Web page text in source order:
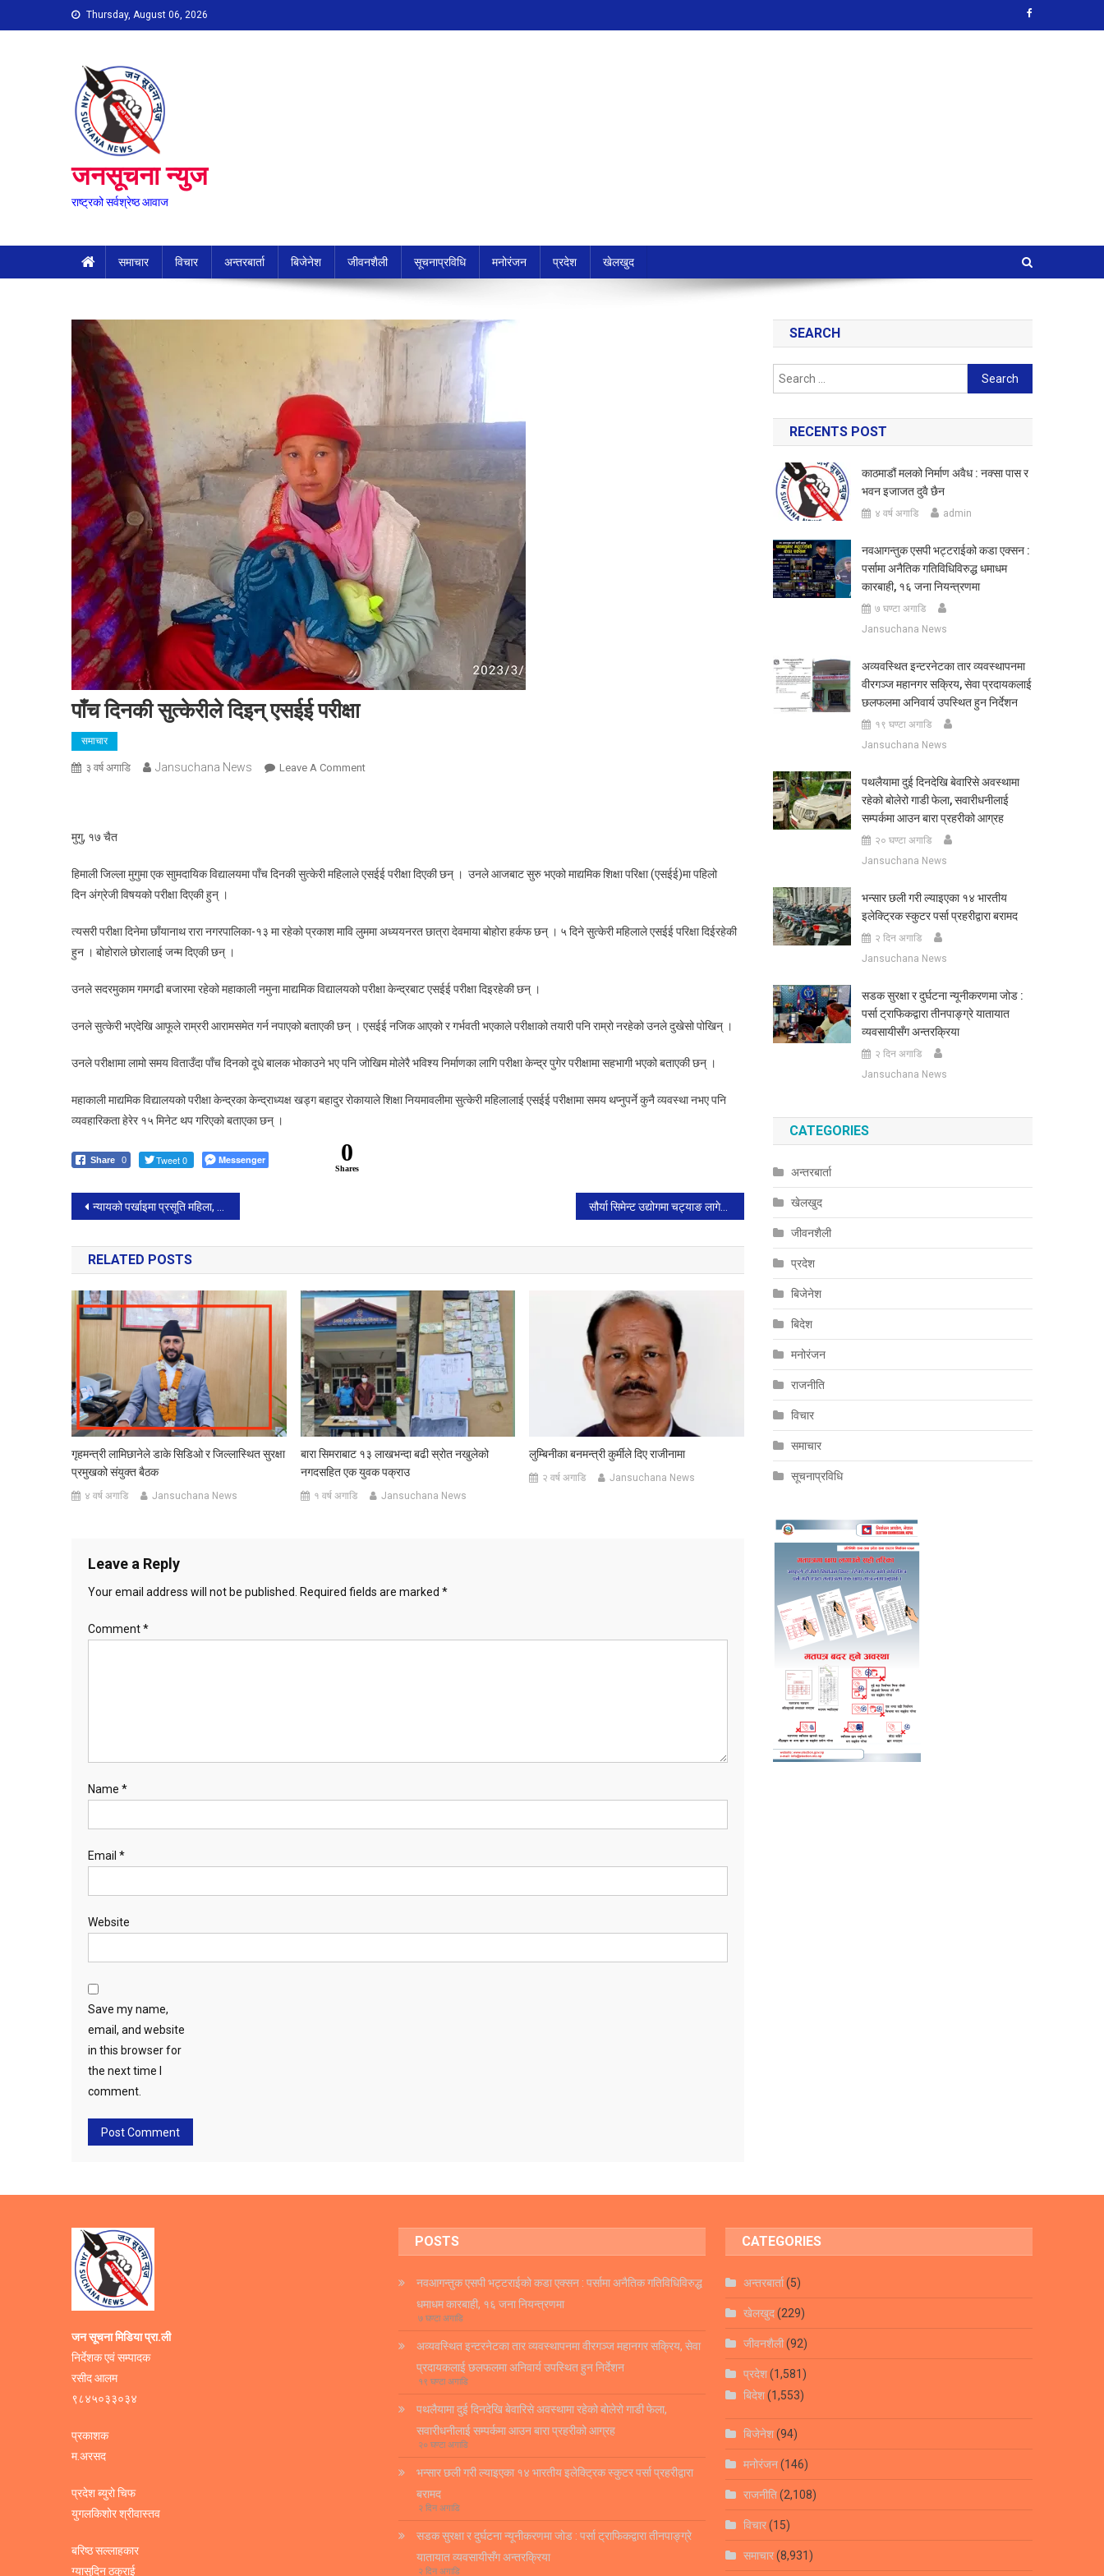
to
Thursday, August 06, 2026
जनसूचना न्युज
राष्ट्रको सर्वश्रेष्ठ आवाज
समाचार विचार अन्तरबार्ता बिजेनेश जीवनशैली सूचनाप्रविधि मनोरंजन प्रदेश खेलखुद
पाँच दिनकी सुत्केरीले दिइन् एसईई परीक्षा
समाचार
३ वर्ष अगाडि Jansuchana News Leave A CommentOn
परीक्षा
मुगु, १७ चैत
हिमाली जिल्ला मुगुमा एक साुमदायिक विद्यालयमा पाँच दिनकी सुत्केरी महिलाले एसईई परीक्षा दिएकी छन् । उनले आजबाट सुरु भएको माद्यमिक शिक्षा परिक्षा (एसईई)मा पहिलो
दिन अंग्रेजी विषयको परीक्षा दिएकी हुन् ।
त्यसरी परीक्षा दिनेमा छाँयानाथ रारा नगरपालिका-१३ मा रहेको प्रकाश मावि लुममा अध्ययनरत छात्रा देवमाया बोहोरा हर्कफ छन् । ५ दिने सुत्केरी महिलाले एसईई परिक्षा दिईरहेकी
हुन । बोहोराले छोरालाई जन्म दिएकी छन् ।
उनले सदरमुकाम गमगढी बजारमा रहेको महाकाली नमुना माद्यमिक विद्यालयको परीक्षा केन्द्रबाट एसईई परीक्षा दिइरहेकी छन् ।
उनले सुत्केरी भएदेखि आफूले राम्ररी आरामसमेत गर्न नपाएको बताएकी छन् । एसईई नजिक आएको र गर्भवती भएकाले परीक्षाको तयारी पनि राम्रो नरहेको उनले दुखेसो पोखिन् ।
उनले परीक्षामा लामो समय विताउँदा पाँच दिनको दूधे बालक भोकाउने भए पनि जोखिम मोलेरै भविश्य निर्माणका लागि परीक्षा केन्द्र पुगेर परीक्षामा सहभागी भएको बताएकी छन् ।
महाकाली माद्यमिक विद्यालयको परीक्षा केन्द्रका केन्द्राध्यक्ष खड्ग बहादुर रोकायाले शिक्षा नियमावलीमा सुत्केरी महिलालाई एसईई परीक्षामा समय थप्नुपर्ने कुनै व्यवस्था नभए पनि
व्यवहारिकता हेरेर १५ मिनेट थप गरिएको बताएका छन् ।
Share 0 Tweet 0 Messenger 0
Shares
Post
navigation
न्यायको पर्खाइमा प्रसूति महिला, श्रीमान फरार भएपछि शिशु र आमाको बिचल्ली सौर्या सिमेन्ट उद्योगमा चट्याङ लागेर ट्रक चालकको मृत्यु
RELATED POSTS
गृहमन्त्री लामिछानेले डाके सिडिओ र जिल्लास्थित सुरक्षा
प्रमुखको संयुक्त बैठक
४ वर्ष अगाडि Jansuchana News
बारा सिमराबाट १३ लाखभन्दा बढी स्रोत नखुलेको
नगदसहित एक युवक पक्राउ
१ वर्ष अगाडि Jansuchana News
लुम्बिनीका बनमन्त्री कुर्मीले दिए राजीनामा
२ वर्ष अगाडि Jansuchana News
Leave a Reply
Your email address will not be published. Required fields are marked *
Comment*
Name *
Email *
Website
Save my name,
email, and website
in this browser for
the next time I
comment.
SEARCH
Search
for:
RECENTS POST
काठमाडौं मलको निर्माण अवैध : नक्सा पास र
भवन इजाजत दुवै छैन
४ वर्ष अगाडि admin
नवआगन्तुक एसपी भट्टराईको कडा एक्सन :
पर्सामा अनैतिक गतिविधिविरुद्ध धमाधम
कारबाही, १६ जना नियन्त्रणमा
७ घण्टा अगाडि
Jansuchana News
अव्यवस्थित इन्टरनेटका तार व्यवस्थापनमा
वीरगञ्ज महानगर सक्रिय, सेवा प्रदायकलाई
छलफलमा अनिवार्य उपस्थित हुन निर्देशन
१९ घण्टा अगाडि
Jansuchana News
पथलैयामा दुई दिनदेखि बेवारिसे अवस्थामा
रहेको बोलेरो गाडी फेला, सवारीधनीलाई
सम्पर्कमा आउन बारा प्रहरीको आग्रह
२० घण्टा अगाडि
Jansuchana News
भन्सार छली गरी ल्याइएका १४ भारतीय
इलेक्ट्रिक स्कुटर पर्सा प्रहरीद्वारा बरामद
२ दिन अगाडि
Jansuchana News
सडक सुरक्षा र दुर्घटना न्यूनीकरणमा जोड :
पर्सा ट्राफिकद्वारा तीनपाङ्ग्रे यातायात
व्यवसायीसँग अन्तरक्रिया
२ दिन अगाडि
Jansuchana News
CATEGORIES
अन्तरबार्ता
खेलखुद
जीवनशैली
प्रदेश
बिजेनेश
बिदेश
मनोरंजन
राजनीति
विचार
समाचार
सूचनाप्रविधि
जन सूचना मिडिया प्रा.ली
निर्देशक एवं सम्पादक
रसीद आलम
९८४५०३३०३४
प्रकाशक
म.अरसद
प्रदेश ब्युरो चिफ
युगलकिशोर श्रीवास्तव
बरिष्ठ सल्लाहकार
ग्यासुदिन ठकुराई
POSTS
नवआगन्तुक एसपी भट्टराईको कडा एक्सन : पर्सामा अनैतिक गतिविधिविरुद्ध
धमाधम कारबाही, १६ जना नियन्त्रणमा
७ घण्टा अगाडि
अव्यवस्थित इन्टरनेटका तार व्यवस्थापनमा वीरगञ्ज महानगर सक्रिय, सेवा
प्रदायकलाई छलफलमा अनिवार्य उपस्थित हुन निर्देशन
१९ घण्टा अगाडि
पथलैयामा दुई दिनदेखि बेवारिसे अवस्थामा रहेको बोलेरो गाडी फेला,
सवारीधनीलाई सम्पर्कमा आउन बारा प्रहरीको आग्रह
२० घण्टा अगाडि
भन्सार छली गरी ल्याइएका १४ भारतीय इलेक्ट्रिक स्कुटर पर्सा प्रहरीद्वारा
बरामद
२ दिन अगाडि
सडक सुरक्षा र दुर्घटना न्यूनीकरणमा जोड : पर्सा ट्राफिकद्वारा तीनपाङ्ग्रे
यातायात व्यवसायीसँग अन्तरक्रिया
२ दिन अगाडि
CATEGORIES
अन्तरबार्ता(5)
खेलखुद(229)
जीवनशैली(92)
प्रदेश(1,581)
बिदेश(1,553)
बिजेनेश(94)
मनोरंजन(146)
राजनीति(2,108)
विचार(15)
समाचार(8,931)